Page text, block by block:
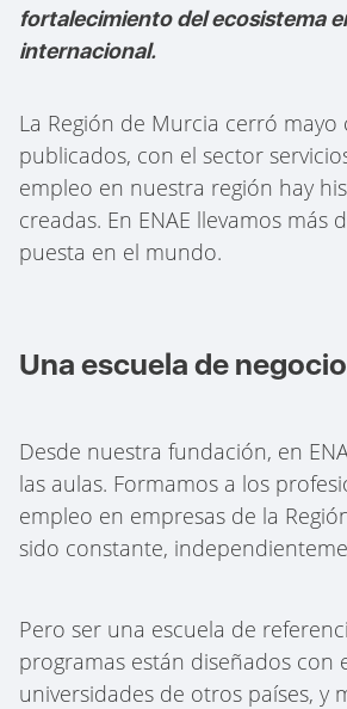
fortalecimiento del ecosistema
internacional.
La Región de Murcia cerró
publicados, con el sector
empleo en nuestra región hay
creadas. En ENAE llevamos más
puesta en el mundo.
Una escuela de
Desde nuestra fundación, en
las aulas. Formamos a los
empleo en empresas de la
sido constante,
Pero ser una escuela de
programas están diseñados con
universidades de otros países,